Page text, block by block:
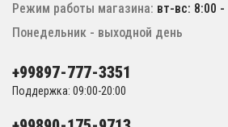
Режим работы магазина: вт-вс: 8:00 -
Понедельник - выходной день
+99897-777-3351
Поддержка: 09:00-20:00